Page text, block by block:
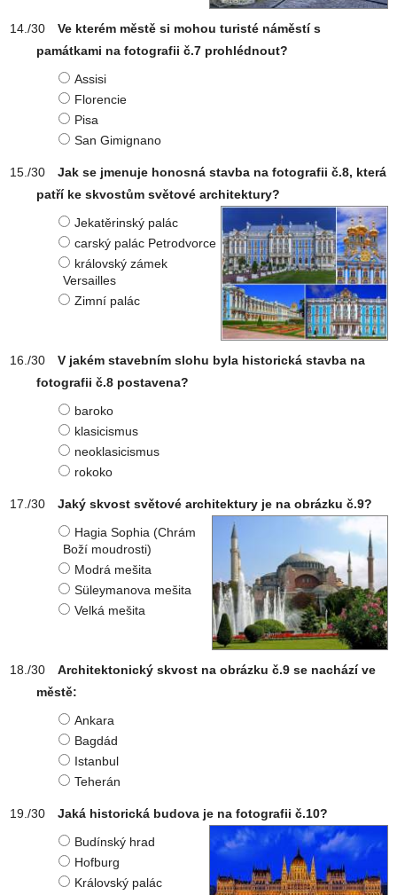
Ve kterém městě si mohou turisté náměstí s
památkami na fotografii č.7 prohlédnout?
Assisi
Florencie
Pisa
San Gimignano
Jak se jmenuje honosná stavba na fotografii č.8, která
patří ke skvostům světové architektury?
Jekatěrinský palác
carský palác Petrodvorce
královský zámek
Versailles
Zimní palác
V jakém stavebním slohu byla historická stavba na
fotografii č.8 postavena?
baroko
klasicismus
neoklasicismus
rokoko
Jaký skvost světové architektury je na obrázku č.9?
Hagia Sophia (Chrám
Boží moudrosti)
Modrá mešita
Süleymanova mešita
Velká mešita
Architektonický skvost na obrázku č.9 se nachází ve
městě:
Ankara
Bagdád
Istanbul
Teherán
Jaká historická budova je na fotografii č.10?
Budínský hrad
Hofburg
Královský palác